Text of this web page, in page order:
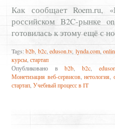
Как сообщает Roem.ru,
российском B2C-рынке
готовилась к этому ещё с
Tags:b2b b2c,eduson.tv, lynda.com,
курсы стартап
Опубликовано вb2b ,b2c
Монетизация веб-сервисов,нетология ,
стартап Учебный процесс в IT